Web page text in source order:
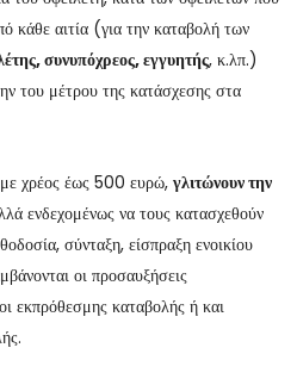
κάθε αιτία (για την καταβολή των
συνυπόχρεος, εγγυητής, κ.λπ.)
του μέτρου της κατάσχεσης στα
με χρέος έως 500 ευρώ, γλιτώνουν την
ενδεχομένως να τους κατασχεθούν
σύνταξη, είσπραξη ενοικίου
οι προσαυξήσεις
εκπρόθεσμης καταβολής ή και